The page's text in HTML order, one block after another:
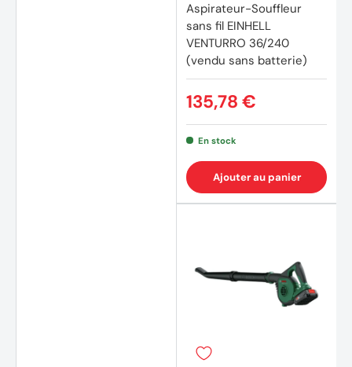
(3
Aspirateur-Souffleur
sans fil EINHELL
VENTURRO 36/240
(vendu sans batterie)
135,78 €
En stock
Ajouter au panier